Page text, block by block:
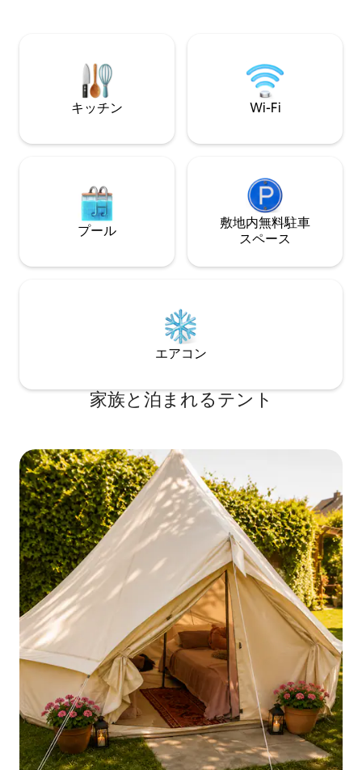
した朝、アウトドアの冒険、リラックス
した夜に最適です。
キャンプファイヤ
チンもご利用いた
キッチン Wi-Fi
プール
敷地内無料駐⁠車
ス⁠ペ⁠ー⁠ス
エアコン
家族と泊まれるテント